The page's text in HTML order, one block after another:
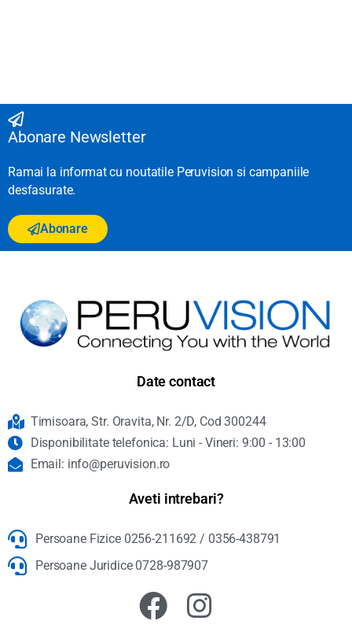
Abonare Newsletter
Ramai la informat cu noutatile Peruvision si campaniile
desfasurate.
Abonare
Date contact
Timisoara, Str. Oravita, Nr. 2/D, Cod 300244
Disponibilitate telefonica: Luni - Vineri: 9:00 - 13:00
Email: info@peruvision.ro
Aveti intrebari?
Persoane Fizice 0256-211692 / 0356-438791
Persoane Juridice 0728-987907